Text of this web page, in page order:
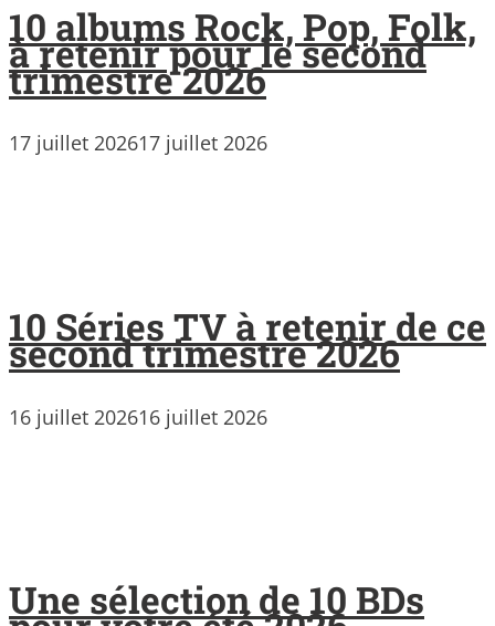
10 albums Rock, Pop, Folk,
à retenir pour le second
trimestre 2026
17 juillet 202617 juillet 2026
10 Séries TV à retenir de ce
second trimestre 2026
16 juillet 202616 juillet 2026
Une sélection de 10 BDs